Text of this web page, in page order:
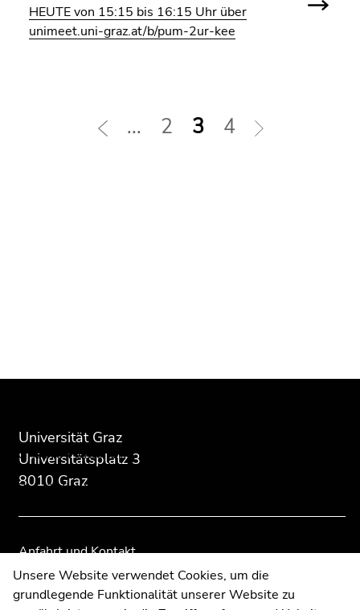
des
Seitenbereichs:
Unternavigation:
Unsere Forschung
Persönlichkeiten
Ende
dieses
HEUTE von 15:15 bis 16:15 Uhr über
unimeet.uni-graz.at/b/pum-2ur-kee
... 2 3 4
Beginn
Zusatzinformationen:
Universität Graz
Universitätsplatz 3
8010 Graz
Anfahrt und Kontakt
Kommunikation und Öffentlichkeitsarbeit
Moodle
Ende
Übersicht
Ende
Übersicht
Unsere Website verwendet Cookies, um die
grundlegende Funktionalität unserer Website zu